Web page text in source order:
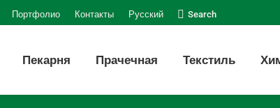
Портфолио Контакты Русский Поиск:
Search
Пекарня Прачечная Текстиль